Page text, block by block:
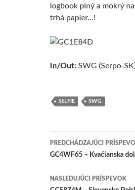
logbook plný a mokrý
trhá papier…!
In/Out: SWG (Serpo-
SELFIE SWG
Navigácia
článkami
PREDCHÁDZAJÚCI
GC4WF65 – Kvačianska
NASLEDUJÚCI PRÍSPEVOK